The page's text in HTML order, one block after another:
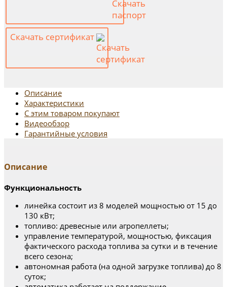
Скачать сертификат
Описание
Характеристики
С этим товаром покупают
Видеообзор
Гарантийные условия
Описание
Функциональность
линейка состоит из 8 моделей мощностью от 15 до
130 кВт;
топливо: древесные или агропеллеты;
управление температурой, мощностью, фиксация
фактического расхода топлива за сутки и в течение
всего сезона;
автономная работа (на одной загрузке топлива) до 8
суток;